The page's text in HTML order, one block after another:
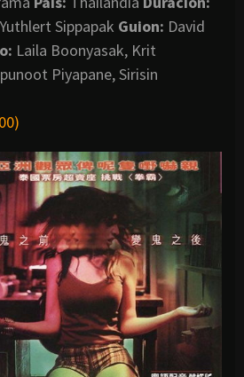
Yuthlert Sippapak Guion: David
Laila Boonyasak, Krit
Piyapane, Sirisin